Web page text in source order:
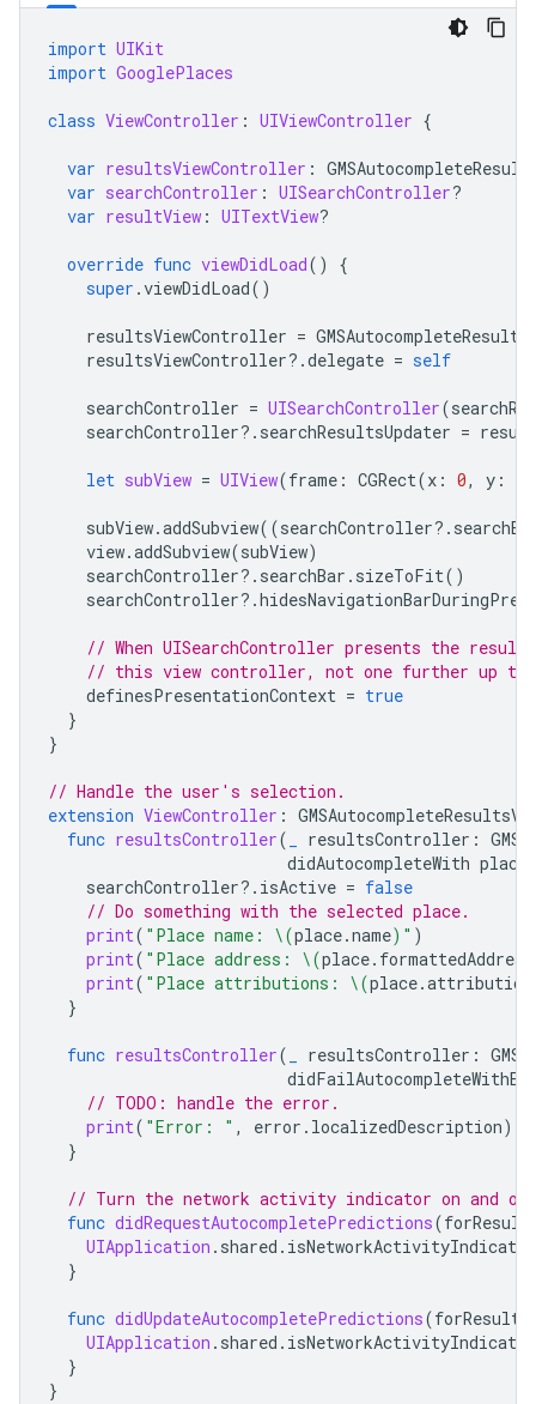
import UIKit
import GooglePlaces
class ViewController : UIViewController {
var resultsViewController :
var searchController : UISearchController?
var resultView : UITextView?
override func viewDidLoad()
{
super .viewDidLoad()
resultsViewController =
resultsViewController?.delegate = self
searchController = UISearchController(
searchController?. searchResultsUpdater =
let subView = UIView(frame : CGRect(x : 0, y :
subView.addSubview((searchController?.
view.addSubview(subView)
searchController?. searchBar . sizeToFit()
searchController?.
// When UISearchController presents the
// this view controller, not one further up
definesPresentationContext = true
}
}
// Handle the user's selection.
extension ViewController :
func resultsController( resultsController :
didAutocompleteWith place
searchController?. isActive = false
// Do something with the selected place.
print( "Place name: \(place.name) " )
print( "Place address: \(place. formattedAddress
print( "Place attributions: \(place.
}
func resultsController( resultsController :
// TODO: handle the error.
print( "Error: " , error . localizedDescription)
}
// Turn the network activity indicator on and
func didRequestAutocompletePredictions(
UIApplication . shared .
}
func didUpdateAutocompletePredictions(
UIApplication . shared .
}
}